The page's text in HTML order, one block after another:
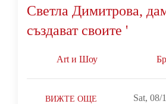
Светла Димитрова,
създават своите '
Art и Шоу
ВИЖТЕ ОЩЕ Sat, 08/